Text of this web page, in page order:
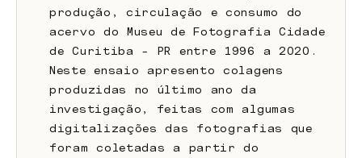
produção, circulação e consumo do
acervo do Museu de Fotografia Cidade
de Curitiba – PR entre 1996 a 2020.
Neste ensaio apresento colagens
produzidas no último ano da
investigação, feitas com algumas
digitalizações das fotografias que
foram coletadas a partir do